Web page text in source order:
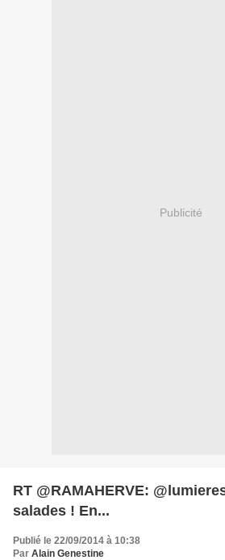
Publicité
RT @RAMAHERVE:
salades ! En...
Publié le 22/09/2014 à 10:38
Par Alain Genestine